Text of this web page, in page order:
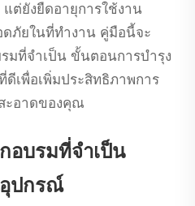
ต่ยังยืดอายุการใช้งาน
ภัยในที่ทำงาน คู่มือนี้จะ
มที่จำเป็น ขั้นตอนการบำรุง
เพื่อเพิ่มประสิทธิภาพการ
ะอาดของคุณ
อบรมที่จำเป็น
อุปกรณ์